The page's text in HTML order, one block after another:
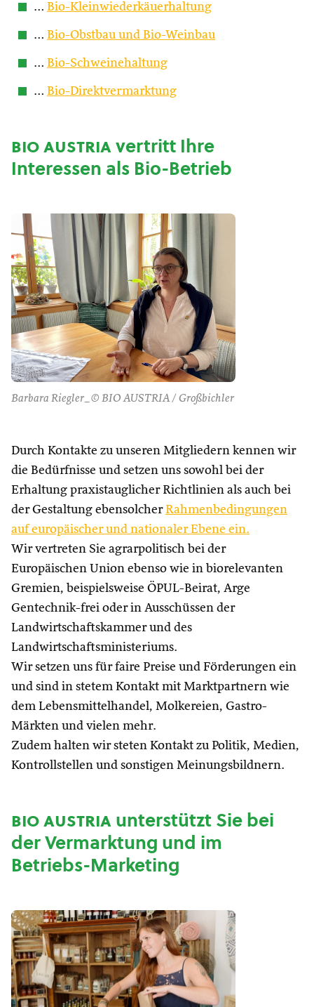
… Bio-Kleinwiederkäuerhaltung
… Bio-Obstbau und Bio-Weinbau
… Bio-Schweinehaltung
… Bio-Direktvermarktung
bio austriavertritt Ihre
Interessen als Bio-Betrieb
Barbara Riegler_© BIO AUSTRIA / Großbichler
Durch Kontakte zu unseren Mitgliedern kennen wir
die Bedürfnisse und setzen uns sowohl bei der
Erhaltung praxistauglicher Richtlinien als auch bei
der Gestaltung ebensolcher Rahmenbedingungen
auf europäischer und nationaler Ebene ein.
Wir vertreten Sie agrarpolitisch bei der
Europäischen Union ebenso wie in biorelevanten
Gremien, beispielsweise ÖPUL-Beirat, Arge
Gentechnik-frei oder in Ausschüssen der
Landwirtschaftskammer und des
Landwirtschaftsministeriums.
Wir setzen uns für faire Preise und Förderungen ein
und sind in stetem Kontakt mit Marktpartnern wie
dem Lebensmittelhandel, Molkereien, Gastro-
Märkten und vielen mehr.
Zudem halten wir steten Kontakt zu Politik, Medien,
Kontrollstellen und sonstigen Meinungsbildnern.
bio austriaunterstützt Sie bei
der Vermarktung und im
Betriebs-Marketing